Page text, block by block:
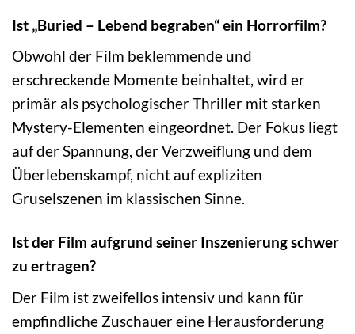
Ist „Buried – Lebend begraben“ ein Horrorfilm?
Obwohl der Film beklemmende und
erschreckende Momente beinhaltet, wird er
primär als psychologischer Thriller mit starken
Mystery-Elementen eingeordnet. Der Fokus liegt
auf der Spannung, der Verzweiflung und dem
Überlebenskampf, nicht auf expliziten
Gruselszenen im klassischen Sinne.
Ist der Film aufgrund seiner Inszenierung schwer
zu ertragen?
Der Film ist zweifellos intensiv und kann für
empfindliche Zuschauer eine Herausforderung